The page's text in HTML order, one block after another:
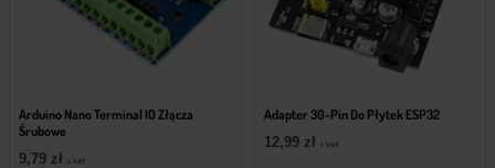
Arduino Nano Terminal IO Złącza
Śrubowe
9,79 zł z VAT
Adapter 30-Pin Do Płytek ESP32
12,99 zł z VAT